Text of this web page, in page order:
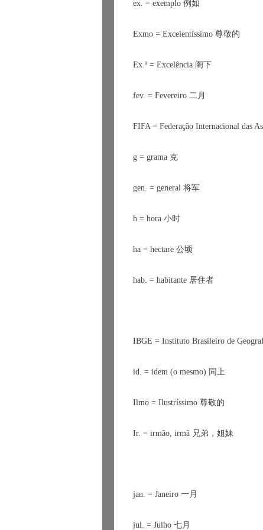
ex. = exemplo 例如
Exmo = Excelentíssimo 尊敬的
Ex.ª = Excelência 阁下
fev. = Fevereiro 二月
FIFA = Federação Internacional das
g = grama 克
gen. = general 将军
h = hora 小时
ha = hectare 公顷
hab. = habitante 居住者
IBGE = Instituto Brasileiro de
id. = idem (o mesmo) 同上
Ilmo = Ilustríssimo 尊敬的
Ir. = irmão, irmã 兄弟 ， 姐妹
jan. = Janeiro 一月
jul. = Julho 七月